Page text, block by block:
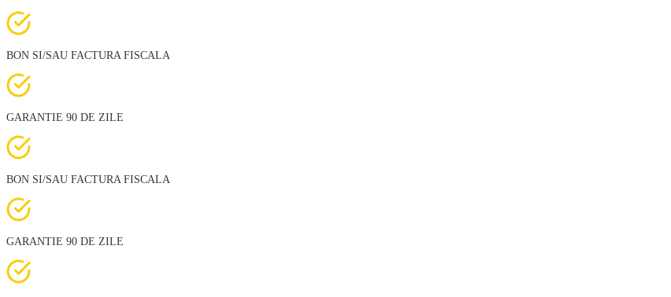
BON SI/SAU FACTURA FISCALA
GARANTIE 90 DE ZILE
BON SI/SAU FACTURA FISCALA
GARANTIE 90 DE ZILE